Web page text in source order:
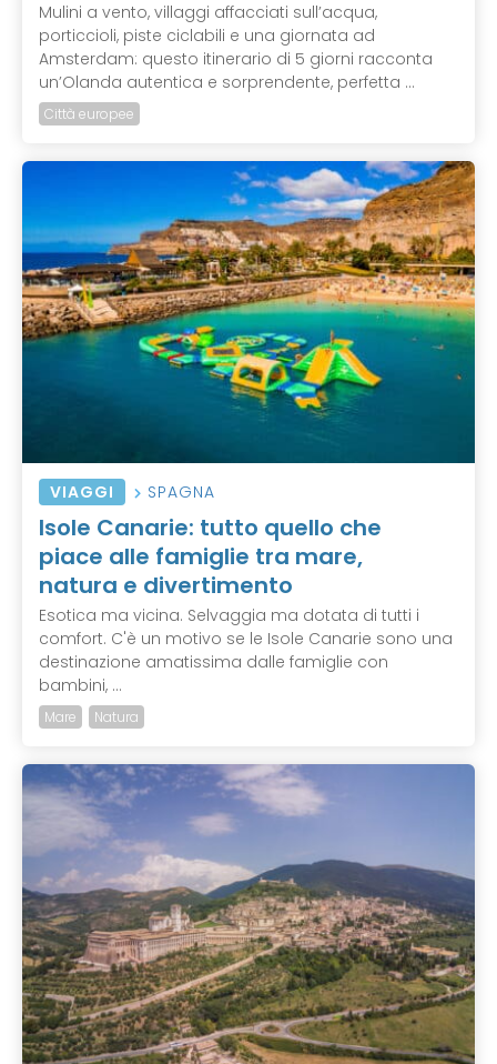
Mulini a vento, villaggi affacciati sull’acqua,
porticcioli, piste ciclabili e una giornata ad
Amsterdam: questo itinerario di 5 giorni racconta
un’Olanda autentica e sorprendente, perfetta ...
Città europee
VIAGGI SPAGNA
Isole Canarie: tutto quello che
piace alle famiglie tra mare,
natura e divertimento
Esotica ma vicina. Selvaggia ma dotata di tutti i
comfort. C'è un motivo se le Isole Canarie sono una
destinazione amatissima dalle famiglie con
bambini, ...
Mare Natura